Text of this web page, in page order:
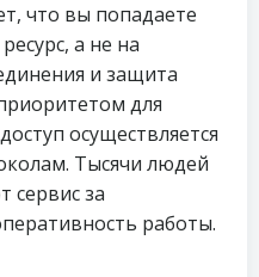
что вы попадаете
а не на
и защита
для
осуществляется
Тысячи людей
сервис за
работы.